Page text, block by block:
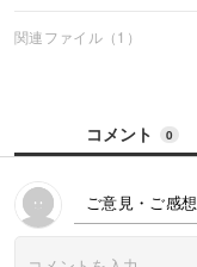
関連ファイル（1）
コメント 0
ご意見・ご感想